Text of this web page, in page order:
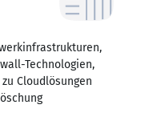
Technologien,
Cloudlösungen